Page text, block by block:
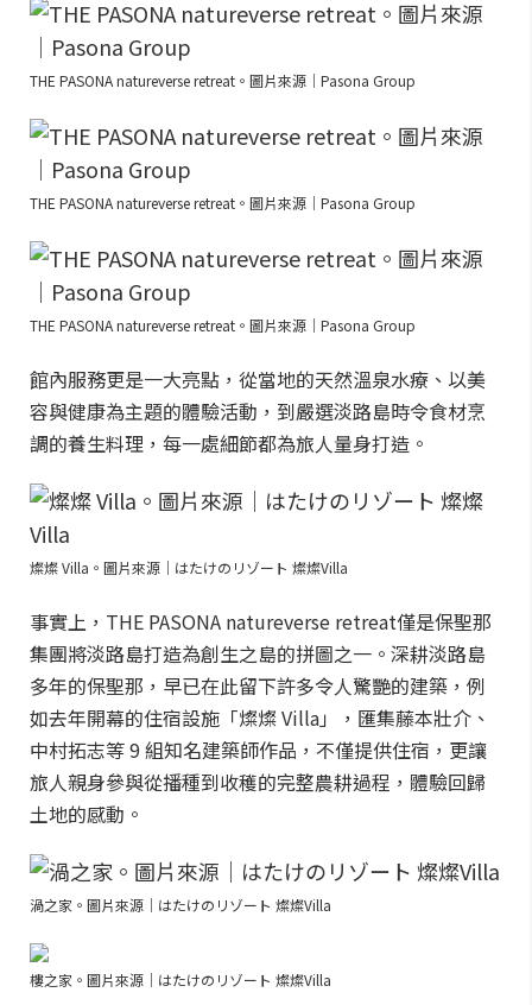
THE PASONA natureverse retreat。圖片來源｜Pasona Group
THE PASONA natureverse retreat。圖片來源｜Pasona Group
THE PASONA natureverse retreat。圖片來源｜Pasona Group
館內服務更是一大亮點，從當地的天然溫泉水療、以美
容與健康為主題的體驗活動，到嚴選淡路島時令食材烹
調的養生料理，每一處細節都為旅人量身打造。
燦燦 Villa。圖片來源｜はたけのリゾート 燦燦Villa
事實上，THE PASONA natureverse retreat僅是保聖那
集團將淡路島打造為創生之島的拼圖之一。深耕淡路島
多年的保聖那，早已在此留下許多令人驚艷的建築，例
如去年開幕的住宿設施「燦燦 Villa」，匯集藤本壯介、
中村拓志等 9 組知名建築師作品，不僅提供住宿，更讓
旅人親身參與從播種到收穫的完整農耕過程，體驗回歸
土地的感動。
渦之家。圖片來源｜はたけのリゾート 燦燦Villa
樓之家。圖片來源｜はたけのリゾート 燦燦Villa